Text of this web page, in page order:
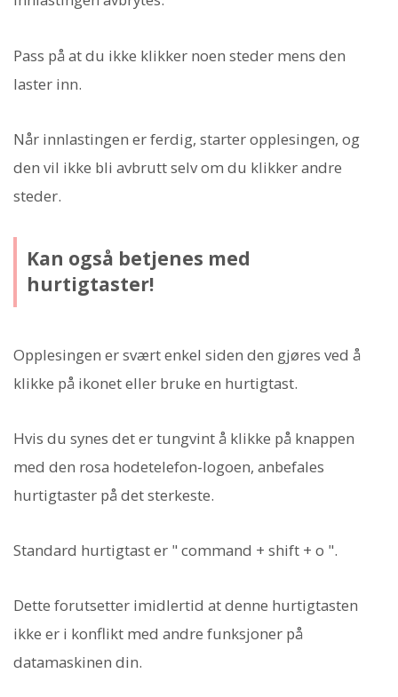
Pass på at du ikke klikker noen steder mens den
laster inn.
Når innlastingen er ferdig, starter opplesingen, og
den vil ikke bli avbrutt selv om du klikker andre
steder.
Kan også betjenes med
hurtigtaster!
Opplesingen er svært enkel siden den gjøres ved å
klikke på ikonet eller bruke en hurtigtast.
Hvis du synes det er tungvint å klikke på knappen
med den rosa hodetelefon-logoen, anbefales
hurtigtaster på det sterkeste.
Standard hurtigtast er " command + shift + o ".
Dette forutsetter imidlertid at denne hurtigtasten
ikke er i konflikt med andre funksjoner på
datamaskinen din.